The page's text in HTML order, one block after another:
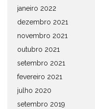
janeiro 2022
dezembro 2021
novembro 2021
outubro 2021
setembro 2021
fevereiro 2021
julho 2020
setembro 2019